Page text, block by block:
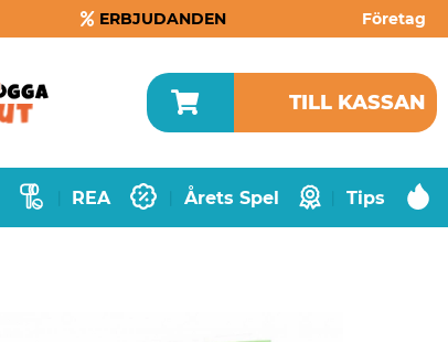
ERBJUDANDEN Företag
TILL KASSAN
REA Årets Spel Tips